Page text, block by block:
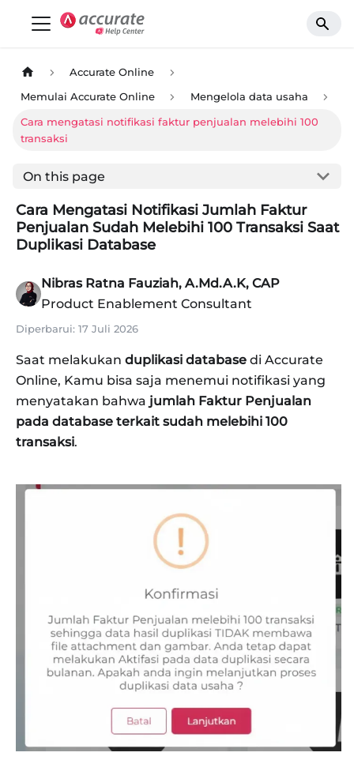
Accurate Online
Memulai Accurate Online Mengelola data usaha
Cara mengatasi notifikasi faktur penjualan melebihi 100
transaksi
On this page
Cara Mengatasi Notifikasi Jumlah Faktur
Penjualan Sudah Melebihi 100 Transaksi Saat
Duplikasi Database
Nibras Ratna Fauziah, A.Md.A.K, CAP
Product Enablement Consultant
Diperbarui: 17 Juli 2026
Saat melakukan duplikasi database di Accurate
Online, Kamu bisa saja menemui notifikasi yang
menyatakan bahwa jumlah Faktur Penjualan
pada database terkait sudah melebihi 100
transaksi.